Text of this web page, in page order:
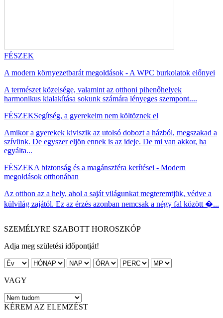
FÉSZEK
A modern környezetbarát megoldások - A WPC burkolatok előnyei
A természet közelsége, valamint az otthoni pihenőhelyek
harmonikus kialakítása sokunk számára lényeges szempont....
FÉSZEKSegítség, a gyerekeim nem költöznek el
Amikor a gyerekek kiviszik az utolsó dobozt a házból, megszakad a
szívünk. De egyszer eljön ennek is az ideje. De mi van akkor, ha
egyálta...
FÉSZEKA biztonság és a magánszféra kerítései - Modern
megoldások otthonában
Az otthon az a hely, ahol a saját világunkat megteremtjük, védve a
külvilág zajától. Ez az érzés azonban nemcsak a négy fal között �...
SZEMÉLYRE SZABOTT HOROSZKÓP
Adja meg születési időpontját!
VAGY
KÉREM AZ ELEMZÉST